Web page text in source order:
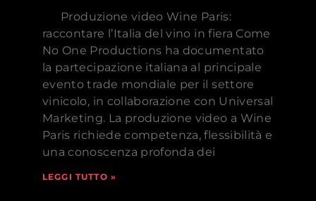
Produzione video Wine Paris:
raccontare l’Italia del vino in fiera Come
No One Productions ha documentato
la partecipazione italiana al principale
evento trade mondiale per il settore
vinicolo, in collaborazione con Universal
Marketing. La produzione video a Wine
Paris richiede competenza, flessibilità e
una conoscenza profonda dei
LEGGI TUTTO »